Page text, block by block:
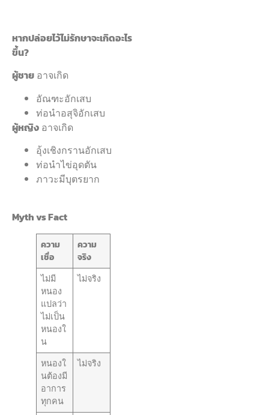
หากปล่อยไว้ไม่รักษาจะเกิดอะไร
ขึ้น?
ผู้ชาย อาจเกิด
อัณฑะอักเสบ
ท่อนำอสุจิอักเสบ
ผู้หญิง อาจเกิด
อุ้งเชิงกรานอักเสบ
ท่อนำไข่อุดตัน
ภาวะมีบุตรยาก
Myth vs Fact
ความ
เชื่อ
ความ
จริง
ไม่มี
หนอง
แปลว่า
ไม่เป็น
หนองใ
น
ไม่จริง
หนองใ
นต้องมี
อาการ
ทุกคน
ไม่จริง